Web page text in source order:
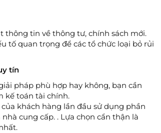
thông tin về thông tư, chính sách mới.
tố quan trọng để các tổ chức loại bỏ rủi
tín
pháp phù hợp hay không, bạn cần
kế toán tài chính.
khách hàng lần đầu sử dụng phần
cung cấp. . Lựa chọn cẩn thận là